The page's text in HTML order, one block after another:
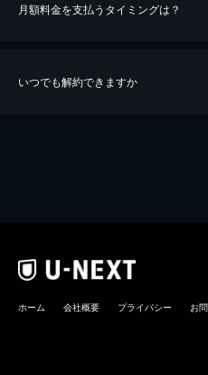
※40％ポイント還元の対象は、クレジットカ
iOSアプリのUコイン決済による作品の購
月額料金を支払うタイミングは？
いつでも解約できますか
ホーム 会社概要 プライバシー お